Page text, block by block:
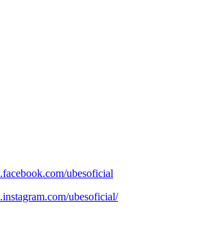
ubesoficial
ubesoficial/